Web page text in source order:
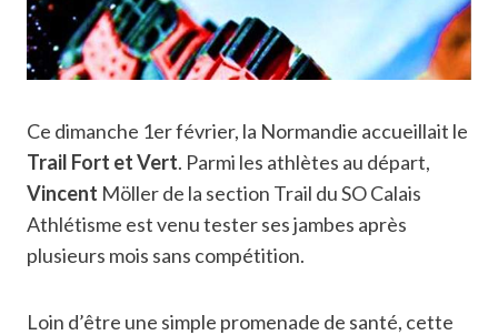
Ce dimanche 1er février, la Normandie accueillait le
Trail Fort et Vert. Parmi les athlètes au départ,
Vincent Möller de la section Trail du SO Calais
Athlétisme est venu tester ses jambes après
plusieurs mois sans compétition.
Loin d’être une simple promenade de santé, cette